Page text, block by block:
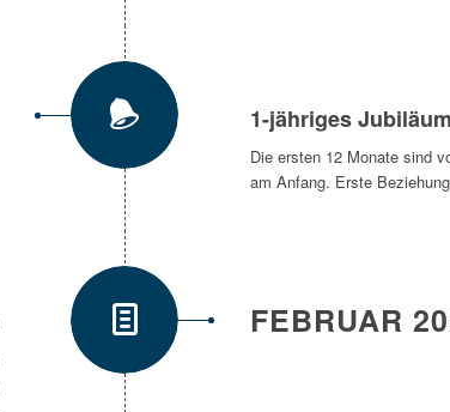
1-jähriges Jubiläum
Die ersten 12 Monate sind
am Anfang. Erste
FEBRUAR